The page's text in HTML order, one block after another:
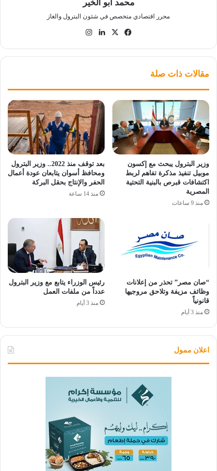
محمد أبو الخير
محرر اقتصادي متخصص في شئون البترول والغاز
فيسبوك
‫X لينكدإن
مقالات ذات صلة
وزير البترول يبحث مع إكسون
موبيل تنفيذ مذكرة تفاهم لربط
اكتشافات قبرص بالبنية التحتية
المصرية
منذ 9 ساعات
بعد توقف منذ 2022.. وزير البترول
ومحافظ أسوان يتابعان عودة أعمال
الحفر والإنتاج بحقل البركة
منذ 14 ساعة
“صان مصر” تحذر من إعلانات
وظائف مزيفة وتلاحق مروجيها
قانونياً
منذ 3 أيام
رئيس الوزراء يتابع مع وزير البترول
عدداً من ملفات العمل
منذ 3 أيام
اعلان ممول